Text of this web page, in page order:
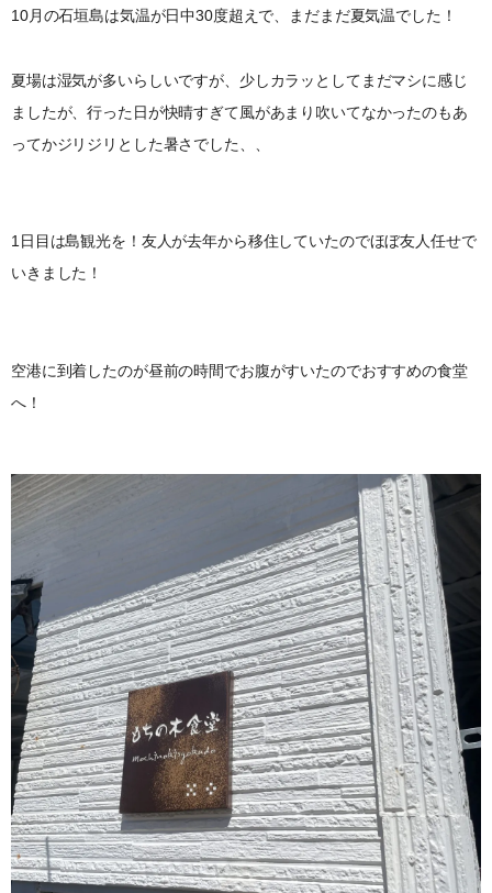
10月の石垣島は気温が日中30度超えで、まだまだ夏気温でした！
夏場は湿気が多いらしいですが、少しカラッとしてまだマシに感じ
ましたが、行った日が快晴すぎて風があまり吹いてなかったのもあ
ってかジリジリとした暑さでした、、
1日目は島観光を！友人が去年から移住していたのでほぼ友人任せで
いきました！
空港に到着したのが昼前の時間でお腹がすいたのでおすすめの食堂
へ！